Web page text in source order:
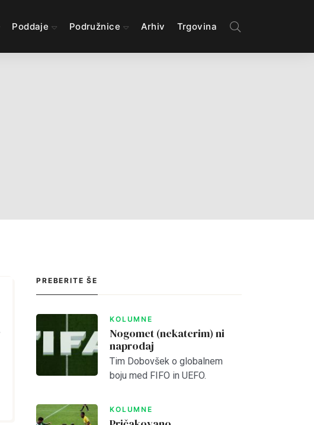
Poddaje Podružnice Arhiv Trgovina
PREBERITE ŠE
KOLUMNE
Nogomet (nekaterim) ni
naprodaj
Tim Dobovšek o globalnem
boju med FIFO in UEFO.
KOLUMNE